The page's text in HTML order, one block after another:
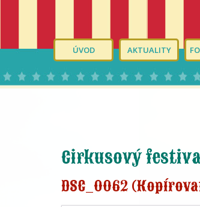
ÚVOD AKTUALITY
Cirkusový
DSC_0062